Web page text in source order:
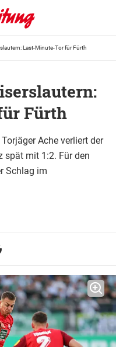
Last-Minute-Tor für Fürth
Fürth
Ache verliert der
spät mit 1:2. Für den
Schlag im